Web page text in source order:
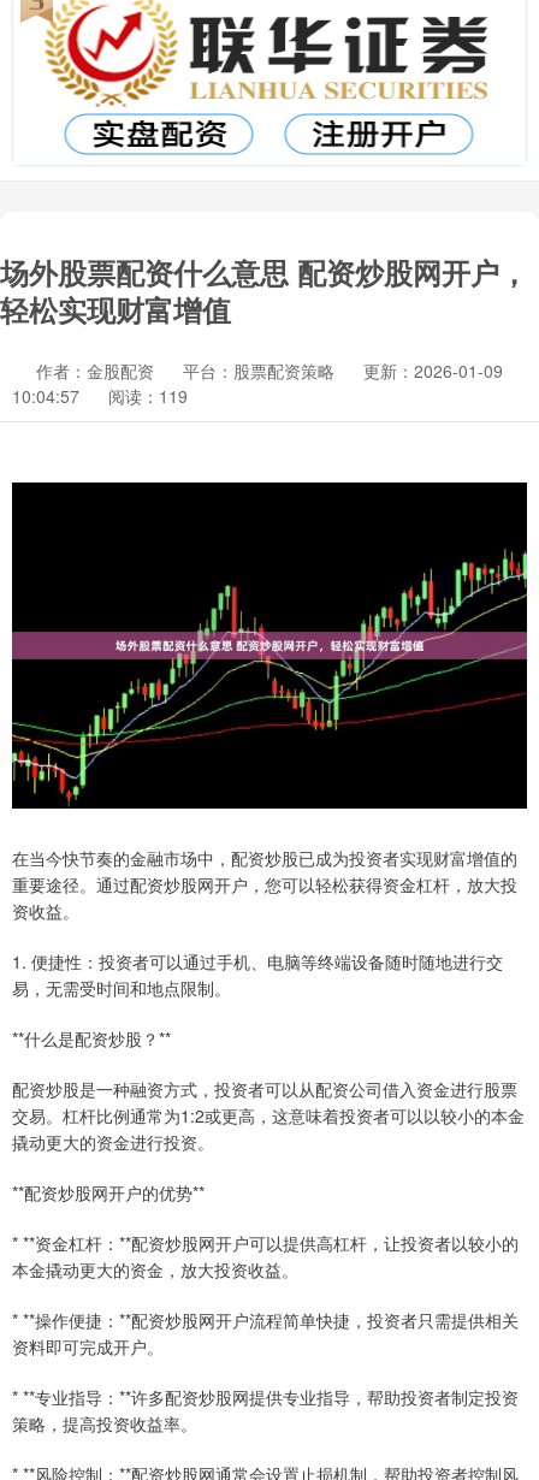
场外股票配资什么意思 配资炒股网开户，
轻松实现财富增值
作者：金股配资 平台：股票配资策略
更新：2026-01-09
10:04:57
阅读：119
在当今快节奏的金融市场中，配资炒股已成为投资者实现财富增值的
重要途径。通过配资炒股网开户，您可以轻松获得资金杠杆，放大投
资收益。
1. 便捷性：投资者可以通过手机、电脑等终端设备随时随地进行交
易，无需受时间和地点限制。
**什么是配资炒股？**
配资炒股是一种融资方式，投资者可以从配资公司借入资金进行股票
交易。杠杆比例通常为1:2或更高，这意味着投资者可以以较小的本金
撬动更大的资金进行投资。
**配资炒股网开户的优势**
* **资金杠杆：**配资炒股网开户可以提供高杠杆，让投资者以较小的
本金撬动更大的资金，放大投资收益。
* **操作便捷：**配资炒股网开户流程简单快捷，投资者只需提供相关
资料即可完成开户。
* **专业指导：**许多配资炒股网提供专业指导，帮助投资者制定投资
策略，提高投资收益率。
* **风险控制：**配资炒股网通常会设置止损机制，帮助投资者控制风